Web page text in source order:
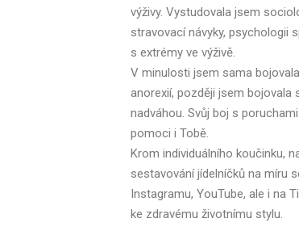
výživy. Vystudovala jsem
stravovací návyky, psychologii
s extrémy ve výživě.
V minulosti jsem sama
anorexií, později jsem bojovala
nadváhou. Svůj boj s
pomoci i Tobě.
Krom individuálního koučinku,
sestavování jídelníčků na míru
Instagramu, YouTube, ale i na
ke zdravému životnímu stylu.